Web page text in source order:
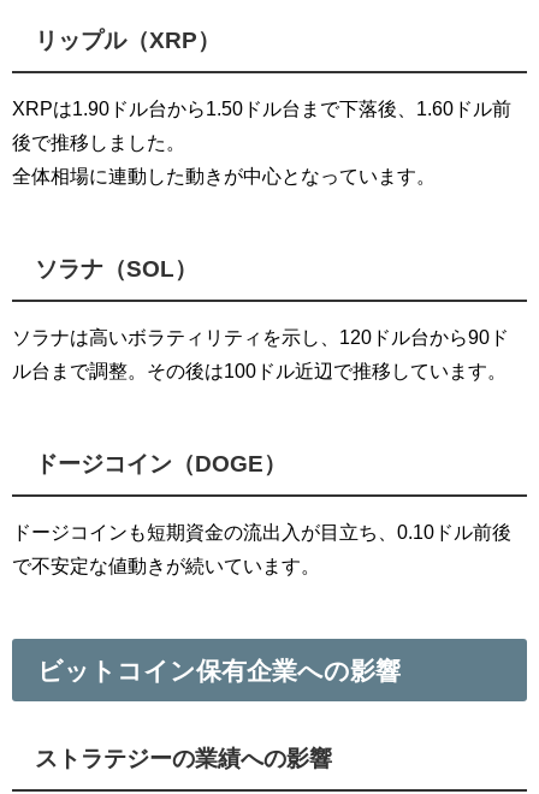
リップル（XRP）
XRPは1.90ドル台から1.50ドル台まで下落後、1.60ドル前
後で推移しました。
全体相場に連動した動きが中心となっています。
ソラナ（SOL）
ソラナは高いボラティリティを示し、120ドル台から90ド
ル台まで調整。その後は100ドル近辺で推移しています。
ドージコイン（DOGE）
ドージコインも短期資金の流出入が目立ち、0.10ドル前後
で不安定な値動きが続いています。
ビットコイン保有企業への影響
ストラテジーの業績への影響